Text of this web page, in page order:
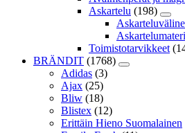
Askartelu (198)
Toimistotarvikkeet
BRÄNDIT (1768)
Adidas (3)
Ajax (25)
Bliw (18)
Blistex (12)
Erittäin Hieno Suomalainen